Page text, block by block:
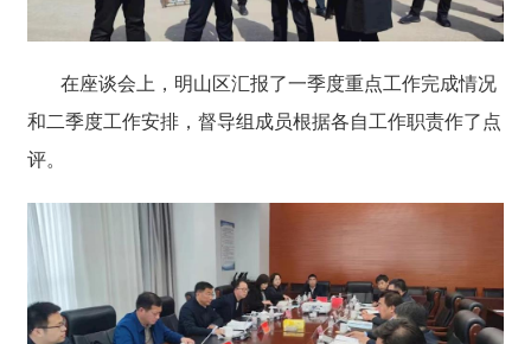
在座谈会上，明山区汇报了一季度重点工作完成情况
和二季度工作安排，督导组成员根据各自工作职责作了点
评。